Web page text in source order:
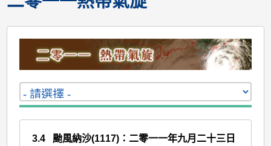
3.4
颱風納沙(1117)：二零一一年九月二十三日